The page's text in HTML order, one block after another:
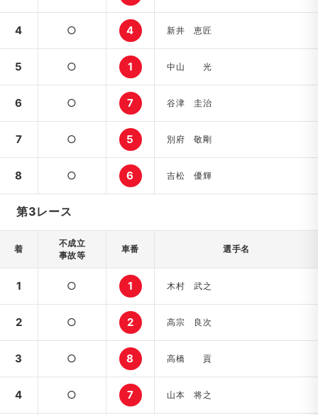
4 ○ 4 新井 恵匠
5 ○ 1 中山 光
6 ○ 7 谷津 圭治
7 ○ 5 別府 敬剛
8 ○ 6 吉松 優輝
第3レース
着
不成立
事故等
車番 選手名
1 ○ 1 木村 武之
2 ○ 2 高宗 良次
3 ○ 8 高橋 貢
4 ○ 7 山本 将之